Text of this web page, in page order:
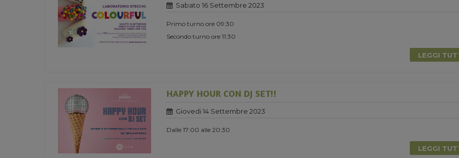
Sabato 16 Settembre 2023
Primo turno ore 09:30
Secondo turno ore 11:30
LEGGI
HAPPY HOUR CON DJ SET!!
Giovedi 14 Settembre 2023
Dalle 17:00 alle 20:30
LEGGI